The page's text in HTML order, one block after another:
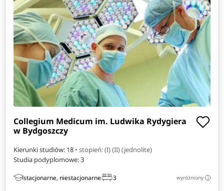
Collegium Medicum im. Ludwika Rydygiera
w Bydgoszczy
Kierunki studiów: 18 • stopień: (I) (II) (jednolite)
Studia podyplomowe:3
stacjonarne, niestacjonarne 3 wyróżniony i